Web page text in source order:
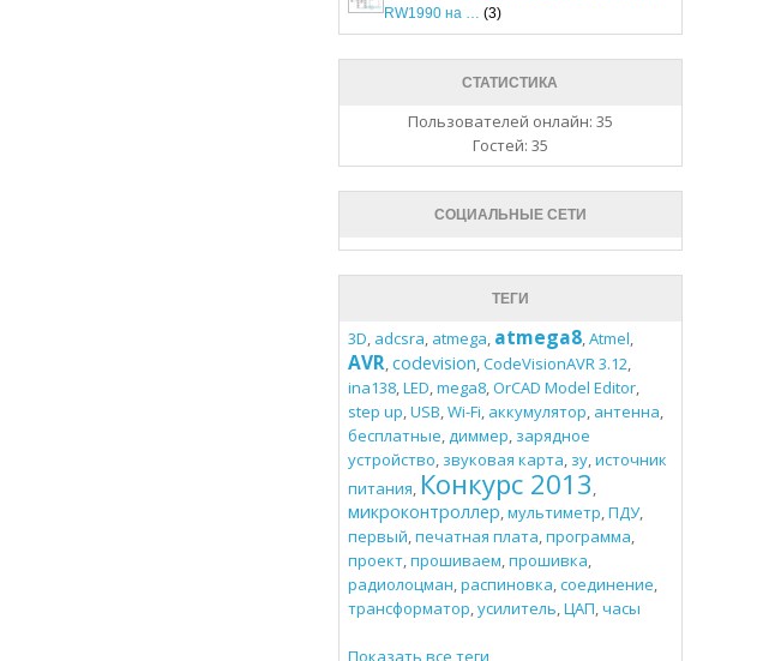
RW1990 на … (3)
СТАТИСТИКА
Пользователей онлайн: 35
Гостей: 35
СОЦИАЛЬНЫЕ СЕТИ
ТЕГИ
3D, adcsra, atmega, atmega8,Atmel,
AVR,codevision,CodeVisionAVR 3.12,
ina138,LED,mega8,OrCAD Model Editor,
step up,USB,Wi-Fi, аккумулятор, антенна,
бесплатные,диммер, зарядное
устройство, звуковая карта, зу,источник
питания, Конкурс 2013,
микроконтроллер,мультиметр,ПДУ,
первый,печатная плата,программа,
проект,прошиваем,прошивка,
радиолоцман,распиновка,соединение,
трансформатор,усилитель,ЦАП,часы